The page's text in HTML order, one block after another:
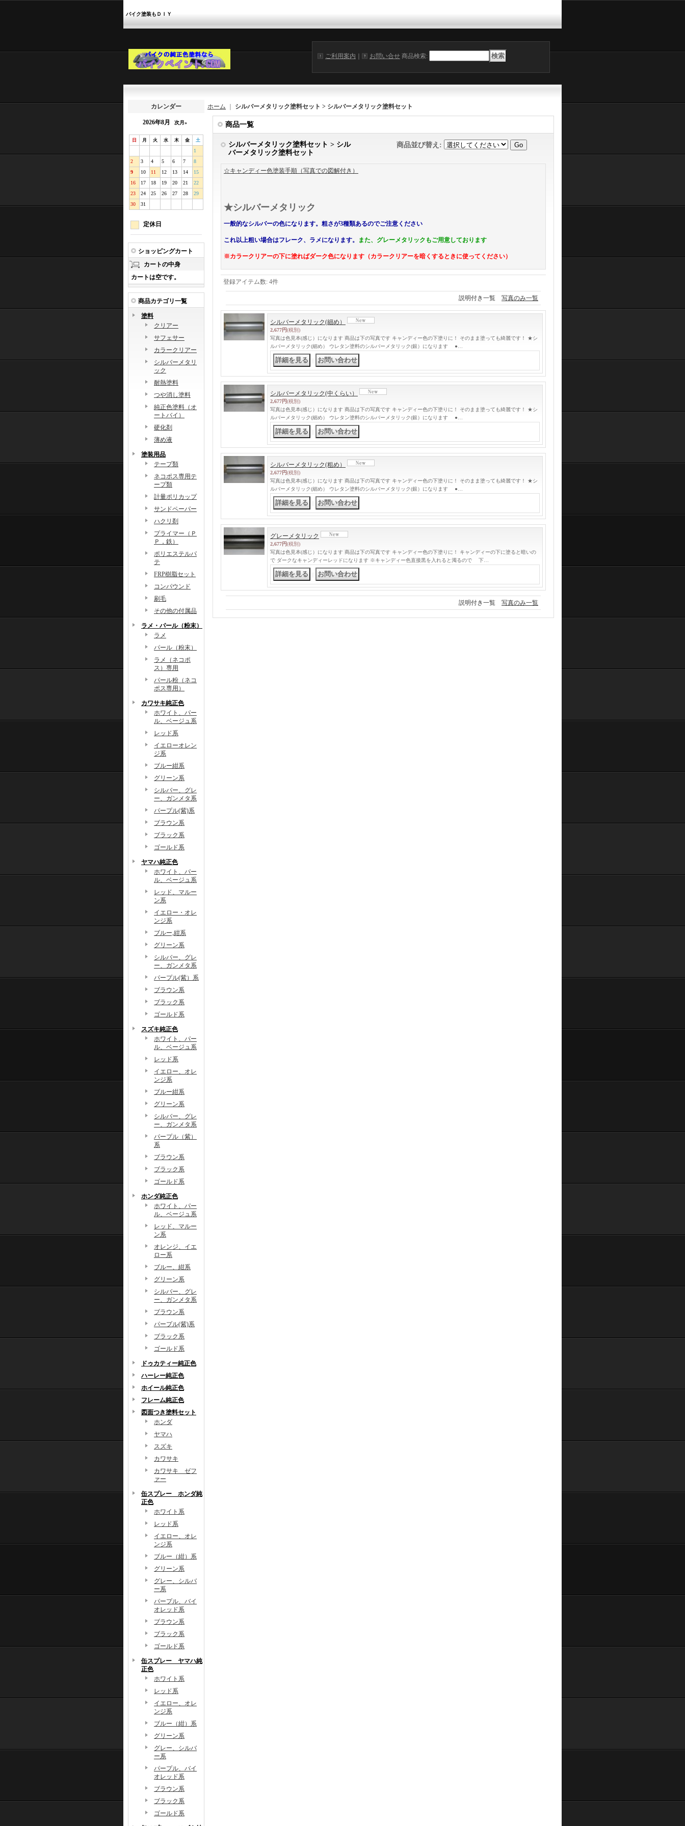
バイク塗装もＤＩＹ
ご利用案内 お問い合せ 商品検索:
カレンダー
2026年8月 次月»
日 月 火 水 木 金 土
1
2
3 4 5 6 7
8
9
10 11 12 13 14
15
16
17 18 19 20 21
22
23
24 25 26 27 28
29
30
31
定休日
ショッピングカート
カートの中身
カートは空です。
商品カテゴリ一覧
塗料
クリアー
サフェサー
カラークリアー
シルバーメタリ
ック
耐熱塗料
つや消し塗料
純正色塗料（オ
ートバイ）
硬化剤
薄め液
塗装用品
テープ類
ネコポス専用テ
ープ類
計量ポリカップ
サンドペーパー
ハクリ剤
プライマー（Ｐ
Ｐ，鉄）
ポリエステルパ
テ
FRP樹脂セット
コンパウンド
刷毛
その他の付属品
ラメ・パール（粉末）
ラメ
パール（粉末）
ラメ（ネコポ
ス）専用
パール粉（ネコ
ポス専用）
カワサキ純正色
ホワイト、パー
ル、ベージュ系
レッド系
イエローオレン
ジ系
ブルー紺系
グリーン系
シルバー、グレ
ー、ガンメタ系
パープル(紫)系
ブラウン系
ブラック系
ゴールド系
ヤマハ純正色
ホワイト、パー
ル、ベージュ系
レッド、マルー
ン系
イエロー・オレ
ンジ系
ブルー,紺系
グリーン系
シルバー、グレ
ー、ガンメタ系
パープル(紫）系
ブラウン系
ブラック系
ゴールド系
スズキ純正色
ホワイト、パー
ル、ベージュ系
レッド系
イエロー、オレ
ンジ系
ブルー紺系
グリーン系
シルバー、グレ
ー、ガンメタ系
パープル（紫）
系
ブラウン系
ブラック系
ゴールド系
ホンダ純正色
ホワイト、パー
ル、ベージュ系
レッド、マルー
ン系
オレンジ、イエ
ロー系
ブルー、紺系
グリーン系
シルバー、グレ
ー、ガンメタ系
ブラウン系
パープル(紫)系
ブラック系
ゴールド系
ドゥカティー純正色
ハーレー純正色
ホイール純正色
フレーム純正色
図面つき塗料セット
ホンダ
ヤマハ
スズキ
カワサキ
カワサキ ゼフ
ァー
缶スプレー ホンダ純
正色
ホワイト系
レッド系
イエロー、オレ
ンジ系
ブルー（紺）系
グリーン系
グレー、シルバ
ー系
パープル、バイ
オレッド系
ブラウン系
ブラック系
ゴールド系
缶スプレー ヤマハ純
正色
ホワイト系
レッド系
イエロー、オレ
ンジ系
ブルー（紺）系
グリーン系
グレー、シルバ
ー系
パープル、バイ
オレッド系
ブラウン系
ブラック系
ゴールド系
ホーム シルバーメタリック塗料セット > シルバーメタリック塗料セット
商品一覧
シルバーメタリック塗料セット > シル
バーメタリック塗料セット
商品並び替え :
☆キャンディー色塗装手順（写真での図解付き）
★シルバーメタリック
一般的なシルバーの色になります。粗さが3種類あるのでご注意ください
これ以上粗い場合はフレーク、ラメになります。 また、グレーメタリックもご用意しております
※カラークリアーの下に塗ればダーク色になります（カラークリアーを暗くするときに使ってください）
登録アイテム数: 4件
説明付き一覧 写真のみ一覧
シルバーメタリック(細め）
2,677円(税別)
写真は色見本(感じ）になります 商品は下の写真です キャンディー色の下塗りに！ そのまま塗っても綺麗です！ ★シ
ルバーメタリック(細め） ウレタン塗料のシルバーメタリック(銀）になります ●…
シルバーメタリック(中くらい）
2,677円(税別)
写真は色見本(感じ）になります 商品は下の写真です キャンディー色の下塗りに！ そのまま塗っても綺麗です！ ★シ
ルバーメタリック(細め） ウレタン塗料のシルバーメタリック(銀）になります ●…
シルバーメタリック(粗め）
2,677円(税別)
写真は色見本(感じ）になります 商品は下の写真です キャンディー色の下塗りに！ そのまま塗っても綺麗です！ ★シ
ルバーメタリック(細め） ウレタン塗料のシルバーメタリック(銀）になります ●…
グレーメタリック
2,677円(税別)
写真は色見本(感じ）になります 商品は下の写真です キャンディー色の下塗りに！ キャンディーの下に塗ると暗いの
で ダークなキャンディーレッドになります ※キャンディー色直接黒を入れると濁るので 下…
説明付き一覧 写真のみ一覧